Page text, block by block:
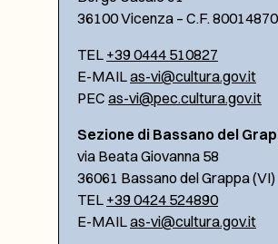
36100 Vicenza – C.F.
TEL +39 0444 510827
E-MAILas-vi@cultura.gov.it
PEC as-vi@pec.cultura.gov.it
Sezione di Bassano del
via Beata Giovanna 58
36061 Bassano del Grappa (VI)
TEL +39 0424 524890
E-MAILas-vi@cultura.gov.it